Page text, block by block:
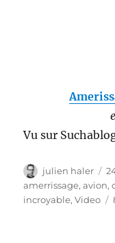
Vu sur
Auteur
julien haler
le
amerrissage,avion,
incroyable,Video